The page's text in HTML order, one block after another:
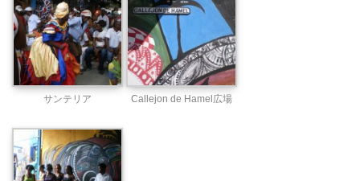
サンテリア Callejon de Hamel広場